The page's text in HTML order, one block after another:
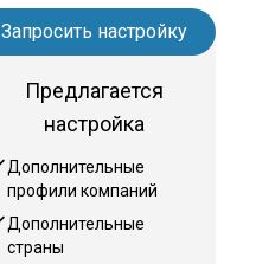
Запросить настройку
Предлагается
настройка
Дополнительные
профили компаний
Дополнительные
страны